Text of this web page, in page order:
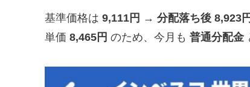
基準価格は 9,111円 → 分配落ち後 8,923円
単価 8,465円 のため、今月も 普通分配金